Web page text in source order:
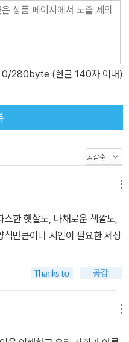
0/280byte (한글 140자 이내)
한 햇살도, 다채로운 색깔도,
만큼이나 시인이 필요한 세상